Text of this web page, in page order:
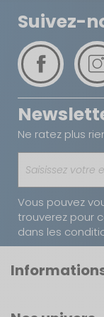
pour un
robustes
choix idéal
les
une
pique-nique.
Suivez-
Ne ratez plus
Vous pouvez
trouverez pour
dans les